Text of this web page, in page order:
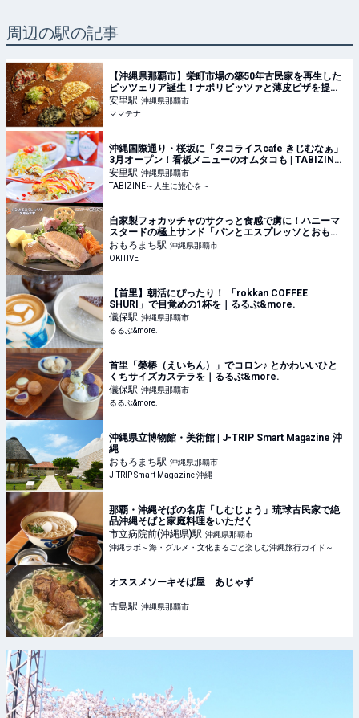
周辺の駅の記事
【沖縄県那覇市】栄町市場の築50年古民家を再生した
ピッツェリア誕生！ナポリピッツァと薄皮ピザを提供 |
ママテナ
安里駅 沖縄県那覇市
ママテナ
沖縄国際通り・桜坂に「タコライスcafe きじむなぁ」
3月オープン！看板メニューのオムタコも | TABIZINE
～人生に旅心を～
安里駅 沖縄県那覇市
TABIZINE～人生に旅心を～
自家製フォカッチャのサクっと食感で虜に！ハニーマ
スタードの極上サンド「パンとエスプレッソとおもろ
まち」（那覇市） | OKITIVE
おもろまち駅 沖縄県那覇市
OKITIVE
【首里】朝活にぴったり！ 「rokkan COFFEE
SHURI」で目覚めの1杯を｜るるぶ&more.
儀保駅 沖縄県那覇市
るるぶ&more.
首里「榮椿（えいちん）」でコロン♪ とかわいいひと
くちサイズカステラを｜るるぶ&more.
儀保駅 沖縄県那覇市
るるぶ&more.
沖縄県立博物館・美術館 | J-TRIP Smart Magazine 沖
縄
おもろまち駅 沖縄県那覇市
J-TRIP Smart Magazine 沖縄
那覇・沖縄そばの名店「しむじょう」琉球古民家で絶
品沖縄そばと家庭料理をいただく
市立病院前(沖縄県)駅 沖縄県那覇市
沖縄ラボ～海・グルメ・文化まるごと楽しむ沖縄旅行ガイド～
オススメソーキそば屋 あじゃず
古島駅 沖縄県那覇市